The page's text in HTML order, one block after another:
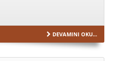
DEVAMINI OKU...